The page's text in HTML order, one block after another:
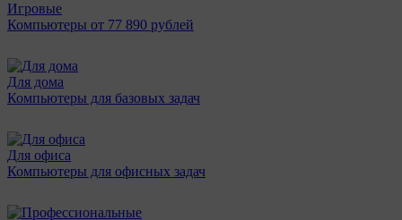
Игровые
Компьютеры от 77 890 рублей
Для дома
Компьютеры для базовых задач
Для офиса
Компьютеры для офисных задач